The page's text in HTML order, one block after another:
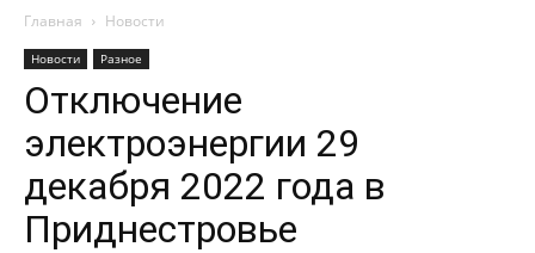
Главная Новости
Новости Разное
Отключение
электроэнергии 29
декабря 2022 года в
Приднестровье